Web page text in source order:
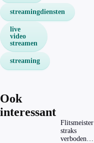
streamingdiensten
live
video
streamen
streaming
Ook
interessant
Flitsmeister
straks
verboden?